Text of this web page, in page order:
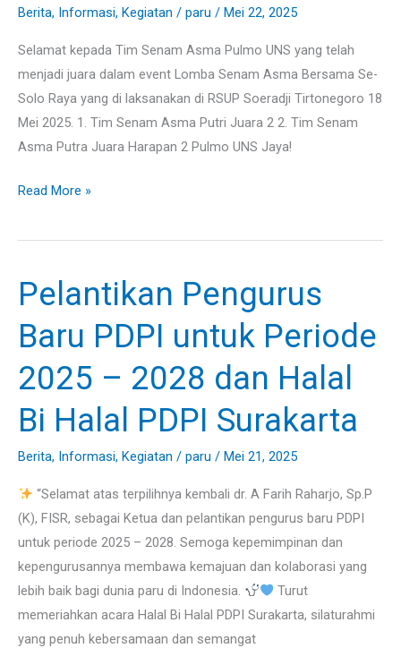
Berita, Informasi, Kegiatan / paru / Mei 22, 2025
Selamat kepada Tim Senam Asma Pulmo UNS yang telah
menjadi juara dalam event Lomba Senam Asma Bersama Se-
Solo Raya yang di laksanakan di RSUP Soeradji Tirtonegoro 18
Mei 2025. 1. Tim Senam Asma Putri Juara 2 2. Tim Senam
Asma Putra Juara Harapan 2 Pulmo UNS Jaya!
Asma
Read More »
Pelantikan Pengurus
Baru PDPI untuk Periode
2025 – 2028 dan Halal
Bi Halal PDPI Surakarta
Berita, Informasi, Kegiatan / paru / Mei 21, 2025
“Selamat atas terpilihnya kembali dr. A Farih Raharjo, Sp.P
(K), FISR, sebagai Ketua dan pelantikan pengurus baru PDPI
untuk periode 2025 – 2028. Semoga kepemimpinan dan
kepengurusannya membawa kemajuan dan kolaborasi yang
lebih baik bagi dunia paru di Indonesia.
Turut
memeriahkan acara Halal Bi Halal PDPI Surakarta, silaturahmi
yang penuh kebersamaan dan semangat
Pelantikan
Pengurus
Baru
untuk
Periode
2025
–
dan
Halal
Bi
Halal
PDPI
Surakarta